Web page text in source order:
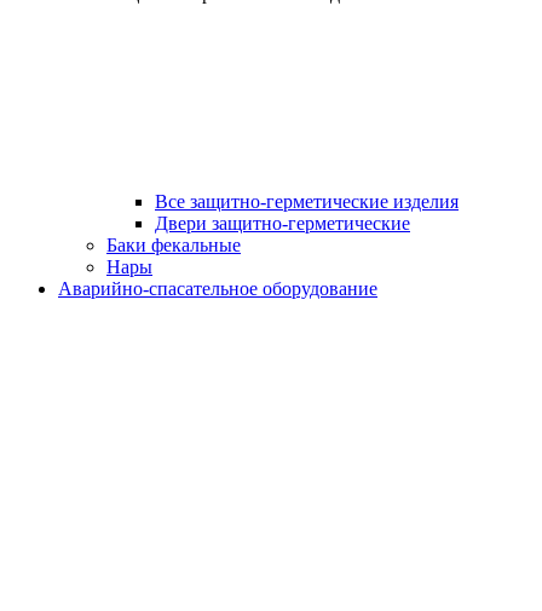
Все защитно-герметические изделия
Двери защитно-герметические
Баки фекальные
Нары
Аварийно-спасательное оборудование